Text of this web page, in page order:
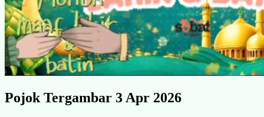
Pojok Tergambar 3 Apr 2026